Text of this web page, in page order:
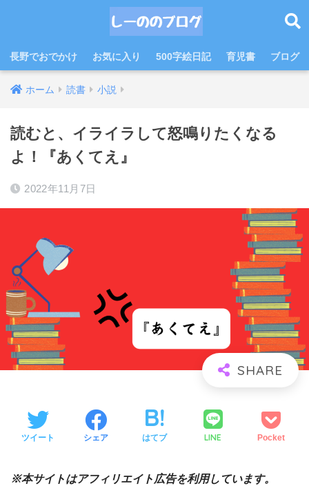
長野でおでかけ お気に入り 500字絵日記 育児書 ブログ
ホーム 読書 小説
読むと、イライラして怒鳴りたくなる
よ！『あくてえ』
2022年11月7日
ツイート シェア はてブ LINE Pocket
※本サイトはアフィリエイト広告を利用しています。